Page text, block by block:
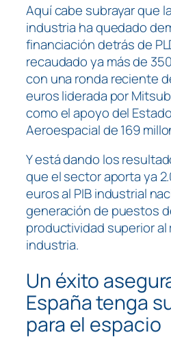
Aquí cabe subrayar que
industria ha quedado
financiación detrás de
recaudado ya más de
con una ronda reciente
euros liderada por
como el apoyo del
Aeroespacial de 169
Y está dando los
que el sector aporta ya
euros al PIB industrial
generación de puestos
productividad superior al
industria.
Un éxito
España tenga
para el espacio